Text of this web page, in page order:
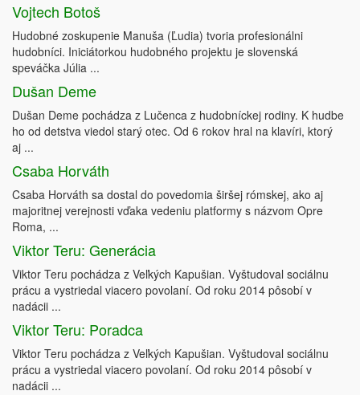
Vojtech Botoš
Hudobné zoskupenie Manuša (Ľudia) tvoria profesionálni
hudobníci. Iniciátorkou hudobného projektu je slovenská
speváčka Júlia ...
Dušan Deme
Dušan Deme pochádza z Lučenca z hudobníckej rodiny. K hudbe
ho od detstva viedol starý otec. Od 6 rokov hral na klavíri, ktorý
aj ...
Csaba Horváth
Csaba Horváth sa dostal do povedomia širšej rómskej, ako aj
majoritnej verejnosti vďaka vedeniu platformy s názvom Opre
Roma, ...
Viktor Teru: Generácia
Viktor Teru pochádza z Veľkých Kapušian. Vyštudoval sociálnu
prácu a vystriedal viacero povolaní. Od roku 2014 pôsobí v
nadácii ...
Viktor Teru: Poradca
Viktor Teru pochádza z Veľkých Kapušian. Vyštudoval sociálnu
prácu a vystriedal viacero povolaní. Od roku 2014 pôsobí v
nadácii ...